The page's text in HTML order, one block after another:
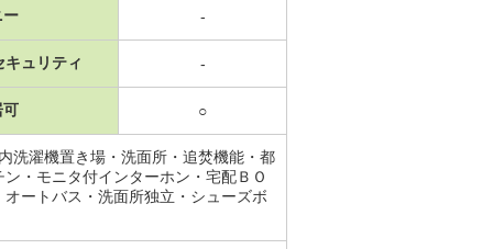
ー -
キュリティ -
可 ○
洗濯機置き場・洗面所・追焚機能・都
・モニタ付インターホン・宅配ＢＯ
ートバス・洗面所独立・シューズボ